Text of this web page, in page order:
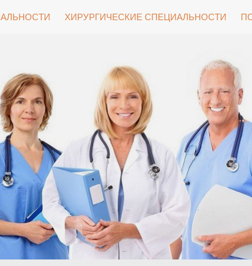
ХИРУРГИЧЕСКИЕ СПЕЦИАЛЬНОСТИ